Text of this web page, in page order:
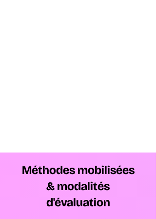
Méthodes mobilisées
& modalités
d'évaluation